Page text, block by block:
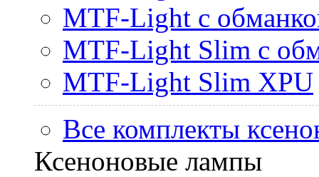
MTF-Light с
MTF-Light Slim с
MTF-Light Slim XPU
Все комплекты
Ксеноновые лампы